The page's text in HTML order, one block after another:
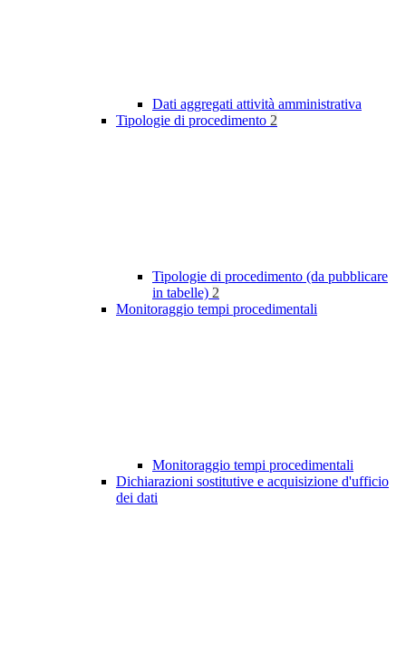
Dati aggregati attività amministrativa
Tipologie di procedimento 2
Tipologie di procedimento (da pubblicare
in tabelle) 2
Monitoraggio tempi procedimentali
Monitoraggio tempi procedimentali
Dichiarazioni sostitutive e acquisizione d'ufficio
dei dati